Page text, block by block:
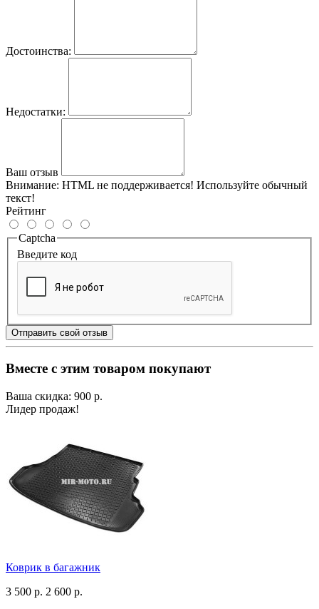
Достоинства:
Недостатки:
Ваш отзыв
Внимание: HTML не поддерживается! Используйте обычный
текст!
Рейтинг
Captcha
Введите код
Отправить свой отзыв
Вместе с этим товаром покупают
Ваша скидка: 900 р.
Лидер продаж!
Коврик в багажник
3 500 р. 2 600 р.